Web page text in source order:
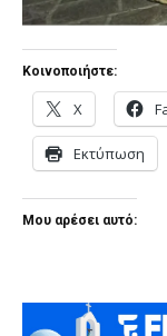
Κοινοποιήστε:
X
Εκτύπωση
Μου αρέσει αυτό: